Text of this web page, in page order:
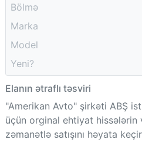
Bölmə
Marka
Model
Yeni?
Elanın ətraflı təsviri
"Amerikan Avto" şirkəti ABŞ
üçün orginal ehtiyat
zəmanətlə satışını həyata